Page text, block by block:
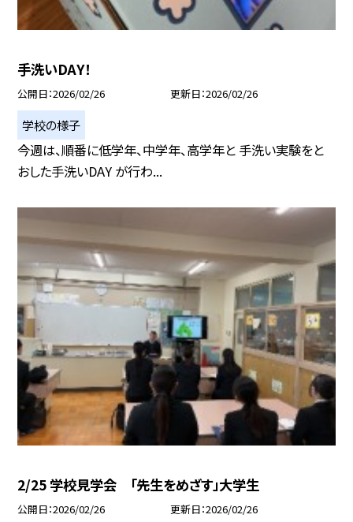
手洗いDAY！
公開日 2026/02/26 更新日 2026/02/26
学校の様子
今週は、順番に低学年、中学年、高学年と 手洗い実験をと
おした手洗いDAY が行わ...
2/25 学校見学会 「先生をめざす」大学生
公開日 2026/02/26 更新日 2026/02/26